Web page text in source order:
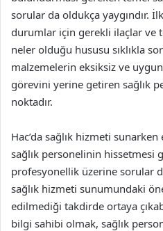
sorular da oldukça yaygındır.
durumlar için gerekli ilaçlar ve
neler olduğu hususu sıklıkla
malzemelerin eksiksiz ve
görevini yerine getiren sağlık
noktadır.
Hac’da sağlık hizmeti
sağlık personelinin hissetmesi
profesyonellik üzerine sorular
sağlık hizmeti sunumundaki
edilmediği takdirde ortaya
bilgi sahibi olmak, sağlık